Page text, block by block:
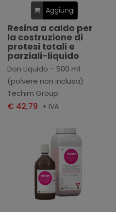
Aggiungi
Resina a caldo per
la costruzione di
protesi totali e
parziali-liquido
Don Liquido - 500 ml
(polvere non inclusa)
Techim Group
€ 42,79 + IVA